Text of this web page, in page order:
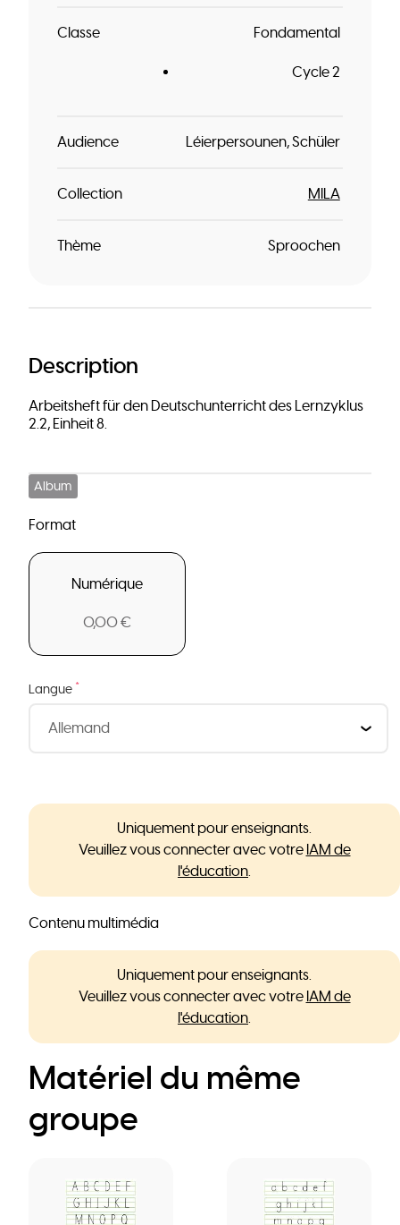
Classe Fondamental
Cycle 2
Audience Léierpersounen Schüler
Collection MILA
Thème Sproochen
Description
Arbeitsheft für den Deutschunterricht des Lernzyklus
2.2, Einheit 8.
Album
Format
Numérique
0,00 €
Langue *
Uniquement pour enseignants.
Veuillez vous connecter avec votre IAM de
l'éducation.
Contenu multimédia
Uniquement pour enseignants.
Veuillez vous connecter avec votre IAM de
l'éducation.
Matériel du même
groupe